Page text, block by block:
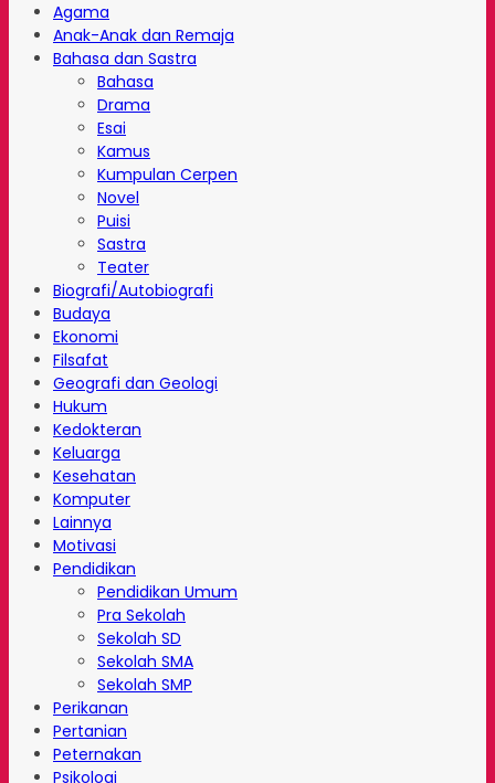
Agama
Anak-Anak dan Remaja
Bahasa dan Sastra
Bahasa
Drama
Esai
Kamus
Kumpulan Cerpen
Novel
Puisi
Sastra
Teater
Biografi/Autobiografi
Budaya
Ekonomi
Filsafat
Geografi dan Geologi
Hukum
Kedokteran
Keluarga
Kesehatan
Komputer
Lainnya
Motivasi
Pendidikan
Pendidikan Umum
Pra Sekolah
Sekolah SD
Sekolah SMA
Sekolah SMP
Perikanan
Pertanian
Peternakan
Psikologi